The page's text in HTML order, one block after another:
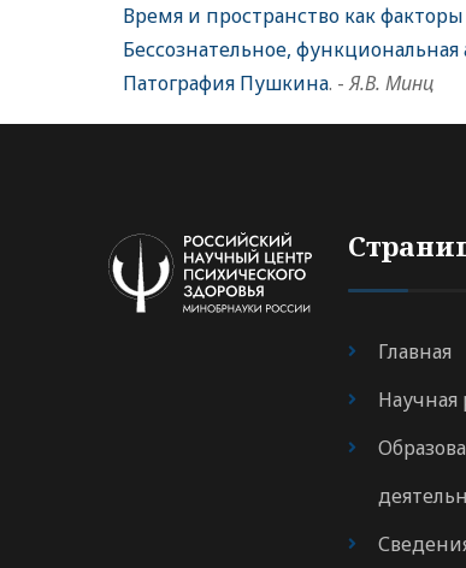
Время и пространство как
Бессознательное,
Патография Пушкина. -Я.В. Минц
Главная
Научная